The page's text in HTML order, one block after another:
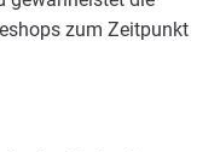
zum Zeitpunkt